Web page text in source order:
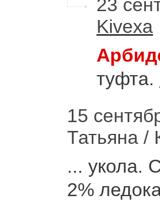
23
Kivexa
туфта.
15
Татьяна /
... укола.
2%